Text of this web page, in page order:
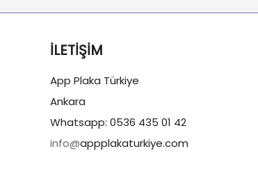
İLETIŞIM
App Plaka Türkiye
Ankara
Whatsapp: 0536 435 01 42
info@appplakaturkiye.com